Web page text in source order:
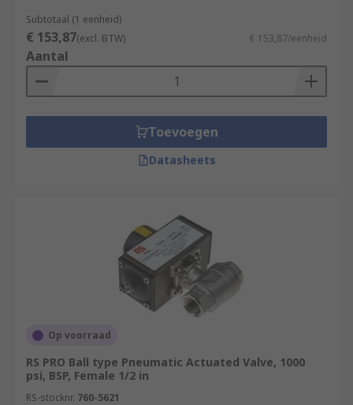
Subtotaal (1 eenheid)
€ 153,87(excl. BTW) € 153,87/eenheid
Aantal
Toevoegen
Datasheets
Op voorraad
RS PRO Ball type Pneumatic Actuated Valve, 1000
psi, BSP, Female 1/2 in
RS-stocknr. 760-5621